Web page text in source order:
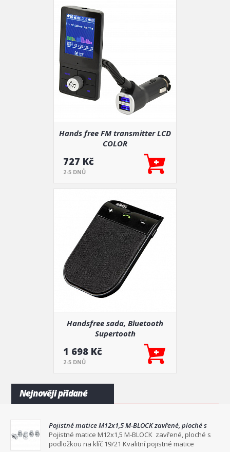
Hands free FM transmitter LCD
COLOR
727 Kč
2-5 DNŮ
Handsfree sada, Bluetooth
Supertooth
1 698 Kč
2-5 DNŮ
Nejnověji přidané
Pojistné matice M12x1,5 M-BLOCK zavřené, ploché s
podložkou na klíč 19/21
Pojistné matice M12x1,5 M-BLOCK zavřené, ploché s
podložkou na klíč 19/21 Kvalitní pojistné matice